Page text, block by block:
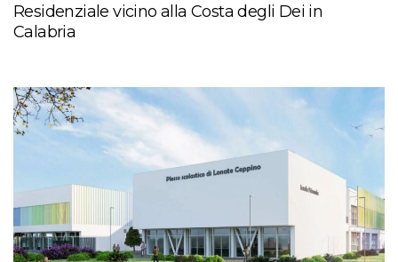
Residenziale vicino alla Costa degli Dei in
Calabria